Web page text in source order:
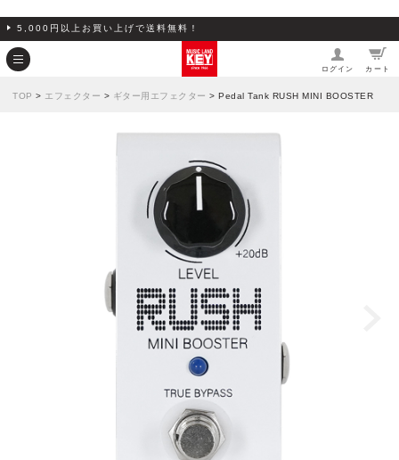
5,000円以上お買い上げで送料無料！
ログイン カート
TOP > エフェクター > ギター用エフェクター > Pedal Tank RUSH MINI BOOSTER